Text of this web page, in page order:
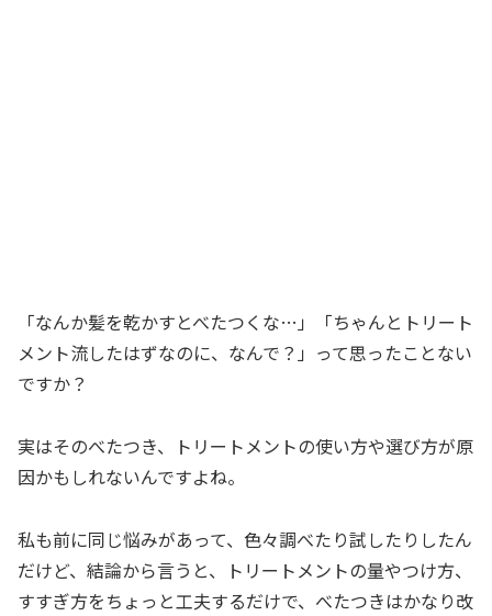
「なんか髪を乾かすとべたつくな…」「ちゃんとトリート
メント流したはずなのに、なんで？」って思ったことない
ですか？
実はそのべたつき、トリートメントの使い方や選び方が原
因かもしれないんですよね。
私も前に同じ悩みがあって、色々調べたり試したりしたん
だけど、結論から言うと、トリートメントの量やつけ方、
すすぎ方をちょっと工夫するだけで、べたつきはかなり改